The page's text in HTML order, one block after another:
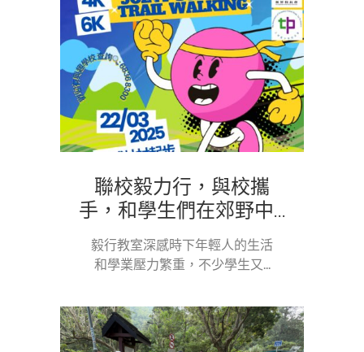
聯校毅力行，與校攜
手，和學生們在郊野中...
毅行教室深感時下年輕人的生活
和學業壓力繁重，不少學生又...